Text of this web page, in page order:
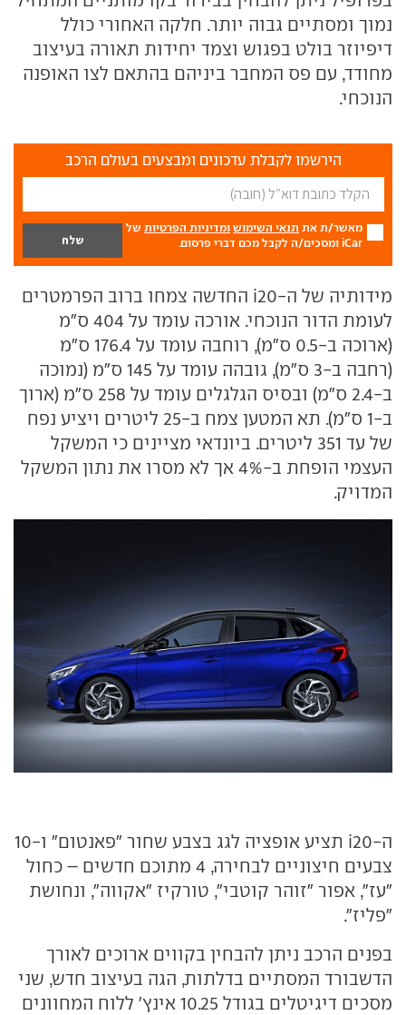
נמוך ומסתיים גבוה יותר. חלקה האחורי כולל
דיפיוזר בולט בפגוש וצמד יחידות תאורה בעיצוב
מחודד, עם פס המחבר ביניהם בהתאם לצו האופנה
הנוכחי.
הירשמו לקבלת עדכונים ומבצעים בעולם הרכב
מאשר/ת את תנאי השימוש ומדיניות הפרטיות של
iCar ומסכים/ה לקבל מכם דברי פרסום.
מידותיה של ה-i20 החדשה צמחו ברוב הפרמטרים
לעומת הדור הנוכחי. אורכה עומד על 404 ס"מ
(ארוכה ב-0.5 ס"מ), רוחבה עומד על 176.4 ס"מ
(רחבה ב-3 ס"מ), גובהה עומד על 145 ס"מ (נמוכה
ב-2.4 ס"מ) ובסיס הגלגלים עומד על 258 ס"מ (ארוך
ב-1 ס"מ). תא המטען צמח ב-25 ליטרים ויציע נפח
של עד 351 ליטרים. ביונדאי מציינים כי המשקל
העצמי הופחת ב-4% אך לא מסרו את נתון המשקל
המדויק.
ה-i20 תציע אופציה לגג בצבע שחור "פאנטום" ו-10
צבעים חיצוניים לבחירה, 4 מתוכם חדשים – כחול
"עז", אפור "זוהר קוטבי", טורקיז "אקווה", ונחושת
"פליז".
בפנים הרכב ניתן להבחין בקווים ארוכים לאורך
הדשבורד המסתיים בדלתות, הגה בעיצוב חדש, שני
מסכים דיגיטלים בגודל 10.25 אינץ' ללוח המחוונים